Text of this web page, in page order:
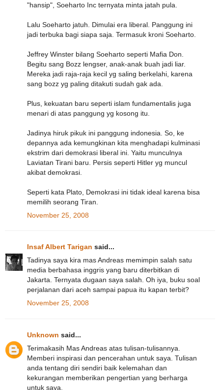
"hansip", Soeharto Inc ternyata minta jatah pula.
Lalu Soeharto jatuh. Dimulai era liberal. Panggung ini
jadi terbuka bagi siapa saja. Termasuk kroni Soeharto.
Jeffrey Winster bilang Soeharto seperti Mafia Don.
Begitu sang Bozz lengser, anak-anak buah jadi liar.
Mereka jadi raja-raja kecil yg saling berkelahi, karena
sang bozz yg paling ditakuti sudah gak ada.
Plus, kekuatan baru seperti islam fundamentalis juga
menari di atas panggung yg kosong itu.
Jadinya hiruk pikuk ini panggung indonesia. So, ke
depannya ada kemungkinan kita menghadapi kulminasi
ekstrim dari demokrasi liberal ini. Yaitu munculnya
Laviatan Tirani baru. Persis seperti Hitler yg muncul
akibat demokrasi.
Seperti kata Plato, Demokrasi ini tidak ideal karena bisa
memilih seorang Tiran.
November 25, 2008
Insaf Albert Tarigan said...
Tadinya saya kira mas Andreas memimpin salah satu
media berbahasa inggris yang baru diterbitkan di
Jakarta. Ternyata dugaan saya salah. Oh iya, buku soal
perjalanan dari aceh sampai papua itu kapan terbit?
November 25, 2008
Unknown said...
Terimakasih Mas Andreas atas tulisan-tulisannya.
Memberi inspirasi dan pencerahan untuk saya. Tulisan
anda tentang diri sendiri baik kelemahan dan
kekurangan memberikan pengertian yang berharga
untuk saya.